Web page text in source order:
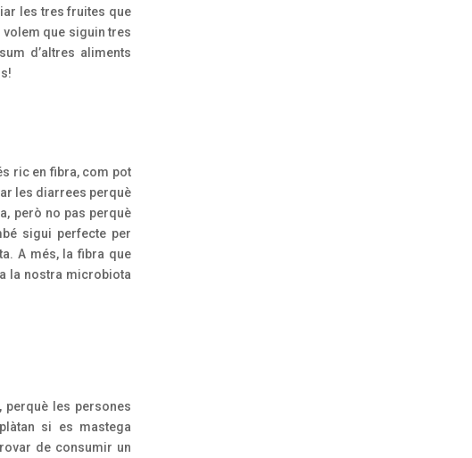
les tres fruites que
que siguin tres
d’altres aliments
ric en fibra, com pot
les diarrees perquè
però no pas perquè
sigui perfecte per
A més, la fibra que
la nostra microbiota
perquè les persones
si es mastega
de consumir un